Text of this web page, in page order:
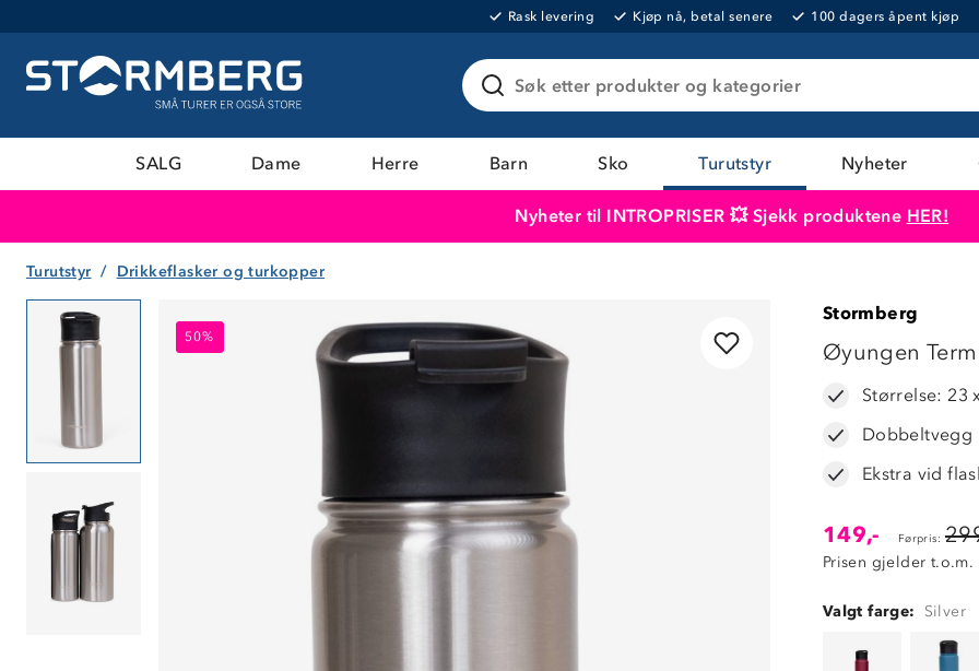
Rask levering Kjøp nå, betal senere 100 dagers åpent kjøp
Søk etter produkter og kategorier
SALG Dame Herre Barn Sko Turutstyr Nyheter
Nyheter til INTROPRISER 💥 Sjekk produktene HER!
Turutstyr Drikkeflasker og turkopper
50%
50%
Stormberg
Øyungen
Størrelse: 23
Dobbeltvegg
Ekstra vid
149,- Førpris:
Prisen gjelder
Valgt farge: Silver